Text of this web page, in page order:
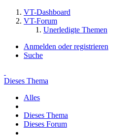
VT-Dashboard
VT-Forum
Unerledigte Themen
Anmelden oder registrieren
Suche
Dieses Thema
Alles
Dieses Thema
Dieses Forum